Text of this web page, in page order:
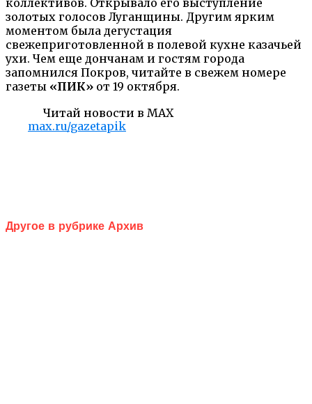
золотых голосов Луганщины. Другим ярким
моментом была дегустация
свежеприготовленной в полевой кухне казачьей
ухи. Чем еще дончанам и гостям города
запомнился Покров, читайте в свежем номере
газеты «ПИК» от 19 октября.
Читай новости в MAX
max.ru/gazetapik
Другое в рубрике Архив